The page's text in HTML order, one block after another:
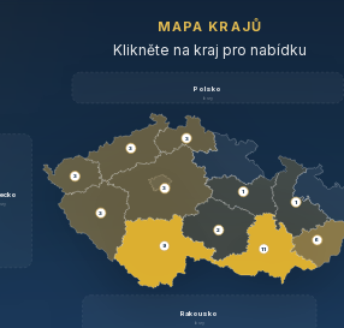
MAPA KRAJŮ
Klikněte na kraj pro nabídku
Polsko
brzy
Rakousko
brzy
3
9
3
3
3
3
1
2
11
1
6